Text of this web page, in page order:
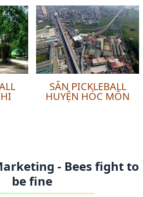
SÂN PICKLEBALL
HUYỆN HÓC MÔN
- Bees fight to
be fine